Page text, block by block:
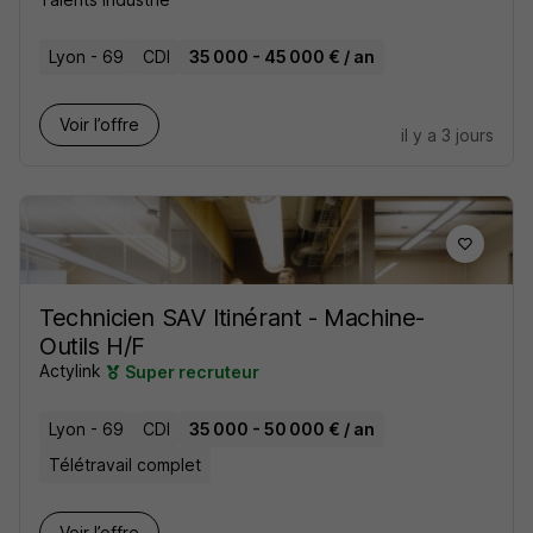
Lyon - 69 CDI 35 000 - 45 000 € / an
Voir l’offre
il y a 3 jours
Technicien SAV Itinérant - Machine-
Outils H/F
Actylink Super recruteur
Lyon - 69 CDI
35 000 - 50 000 € / an
Télétravail complet